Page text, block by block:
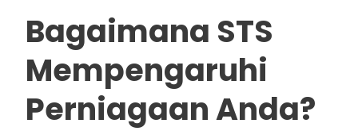
Bagaimana STS
Mempengaruhi
Perniagaan Anda?